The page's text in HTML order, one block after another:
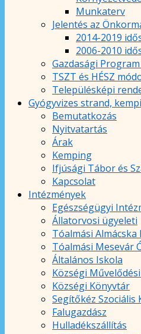
Munkaterv
Jelentés az
2014-2019
2006-2010
Gazdasági
TSZT és HÉSZ
Településképi
Gyógyvizes strand,
Bemutatkozás
Nyitvatartás
Árak
Kemping
Ifjúsági Tábor és
Kapcsolat
Intézmények
Egészségügyi
Állatorvosi ügyeleti
Tóalmási Almácska
Tóalmási Mesevár
Általános Iskola
Községi
Községi Könyvtár
Segítőkéz Szociális
Falugazdász
Hulladékszállítás